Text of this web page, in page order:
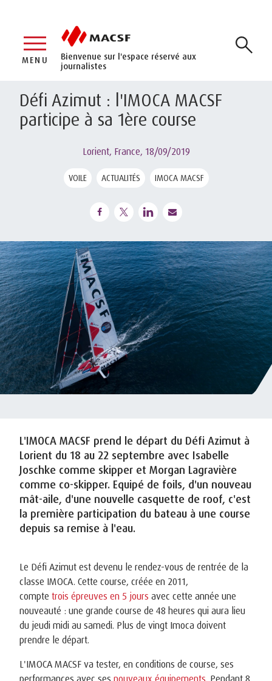
Bienvenue sur l'espace réservé aux
journalistes
MENU
Défi Azimut : l'IMOCA MACSF
participe à sa 1ère course
Lorient, France, 18/09/2019
VOILE ACTUALITÉS IMOCA MACSF
L'IMOCA MACSF prend le départ du Défi Azimut à
Lorient du 18 au 22 septembre avec Isabelle
Joschke comme skipper et Morgan Lagravière
comme co-skipper. Equipé de foils, d'un nouveau
mât-aile, d'une nouvelle casquette de roof, c'est
la première participation du bateau à une course
depuis sa remise à l'eau.
Le Défi Azimut est devenu le rendez-vous de rentrée de la
classe IMOCA. Cette course, créée en 2011,
compte trois épreuves en 5 jours avec cette année une
nouveauté : une grande course de 48 heures qui aura lieu
du jeudi midi au samedi. Plus de vingt Imoca doivent
prendre le départ.
L'IMOCA MACSF va tester, en conditions de course, ses
performances avec ses nouveaux équipements. Pendant 8